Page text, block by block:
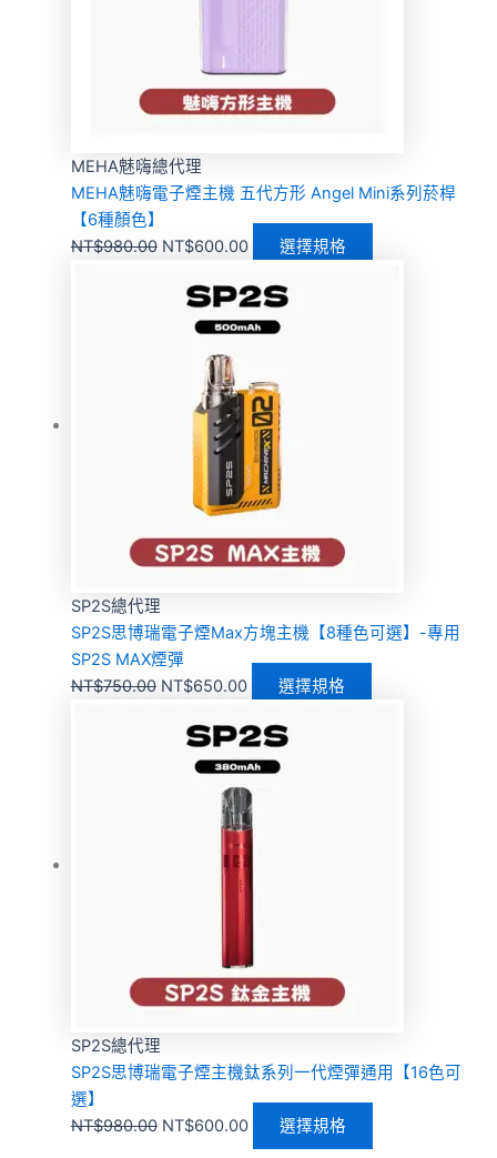
MEHA魅嗨總代理
MEHA魅嗨電子煙主機 五代方形 Angel Mini系列菸桿
【6種顏色】
NT$980.00 NT$600.00 選擇規格
SP2S總代理
SP2S思博瑞電子煙Max方塊主機【8種色可選】-專用
SP2S MAX煙彈
NT$750.00 NT$650.00 選擇規格
SP2S總代理
SP2S思博瑞電子煙主機鈦系列一代煙彈通用【16色可
選】
NT$980.00 NT$600.00 選擇規格